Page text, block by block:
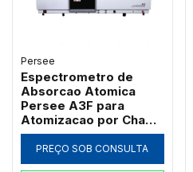
Persee
Espectrometro de
Absorcao Atomica
Persee A3F para
Atomizacao por Chama
com Queimador de
Titanio
PREÇO SOB CONSULTA